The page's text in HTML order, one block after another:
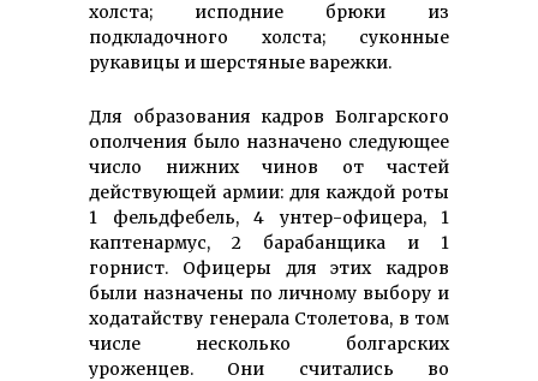
холста; исподние брюки из
подкладочного холста; суконные
рукавицы и шерстяные варежки.
Для образования кадров Болгарского
ополчения было назначено следующее
число нижних чинов от частей
действующей армии: для каждой роты
1 фельдфебель, 4 унтер-офицера, 1
каптенармус, 2 барабанщика и 1
горнист. Офицеры для этих кадров
были назначены по личному выбору и
ходатайству генерала Столетова, в том
числе несколько болгарских
уроженцев. Они считались во